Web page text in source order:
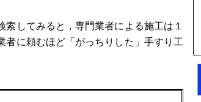
してみると，専門業者による施工は１
に頼むほど「がっちりした」手すり工